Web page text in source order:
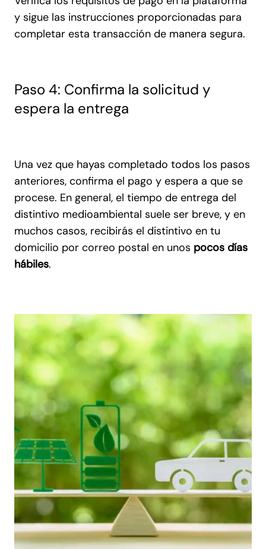
y sigue las instrucciones proporcionadas para
completar esta transacción de manera segura.
Paso 4: Confirma la solicitud y
espera la entrega
Una vez que hayas completado todos los pasos
anteriores, confirma el pago y espera a que se
procese. En general, el tiempo de entrega del
distintivo medioambiental suele ser breve, y en
muchos casos, recibirás el distintivo en tu
domicilio por correo postal en unos pocos días
hábiles.